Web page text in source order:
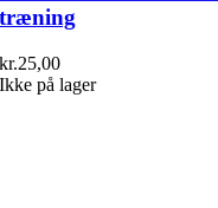
træning
kr.25,00
Ikke på lager